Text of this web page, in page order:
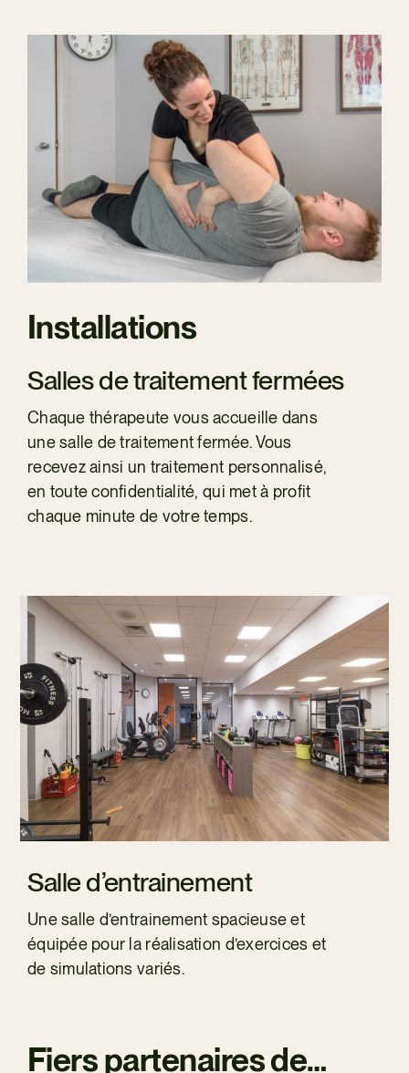
Installations
Salles de traitement fermées
Chaque thérapeute vous accueille dans
une salle de traitement fermée. Vous
recevez ainsi un traitement personnalisé,
en toute confidentialité, qui met à profit
chaque minute de votre temps.
Salle d’entrainement
Une salle d’entrainement spacieuse et
équipée pour la réalisation d’exercices et
de simulations variés.
Fiers partenaires de…